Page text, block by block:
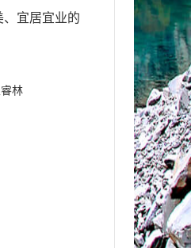
宜居宜业的
林